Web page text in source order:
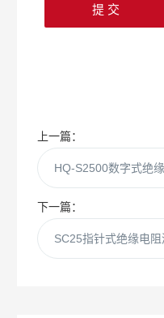
上一篇：
HQ-S2500数字式绝
下一篇：
SC25指针式绝缘电阻